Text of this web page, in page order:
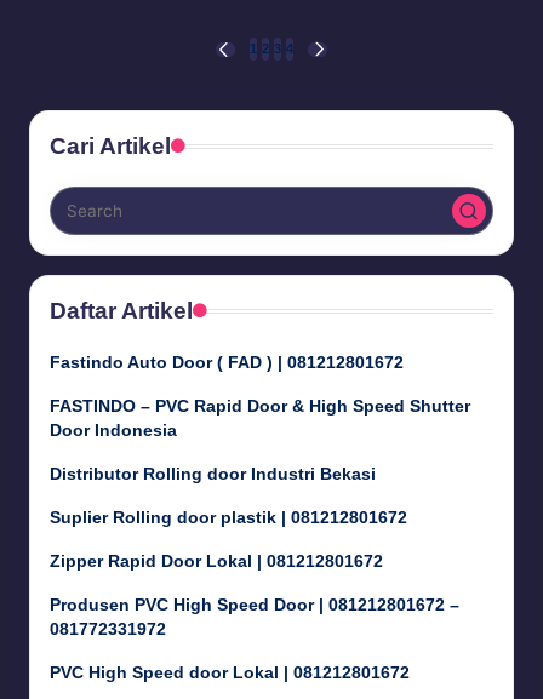
pagination
PREVIOUS
1 2 3 4
NEXT
Cari Artikel
Daftar Artikel
Fastindo Auto Door ( FAD ) | 081212801672
FASTINDO – PVC Rapid Door & High Speed Shutter
Door Indonesia
Distributor Rolling door Industri Bekasi
Suplier Rolling door plastik | 081212801672
Zipper Rapid Door Lokal | 081212801672
Produsen PVC High Speed Door | 081212801672 –
081772331972
PVC High Speed door Lokal | 081212801672